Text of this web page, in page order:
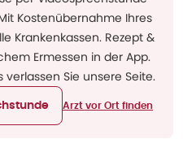
Kostenübernahme Ihres
Krankenkassen. Rezept &
Ermessen in der App.
Sie unsere Seite.
Arzt vor Ort finden